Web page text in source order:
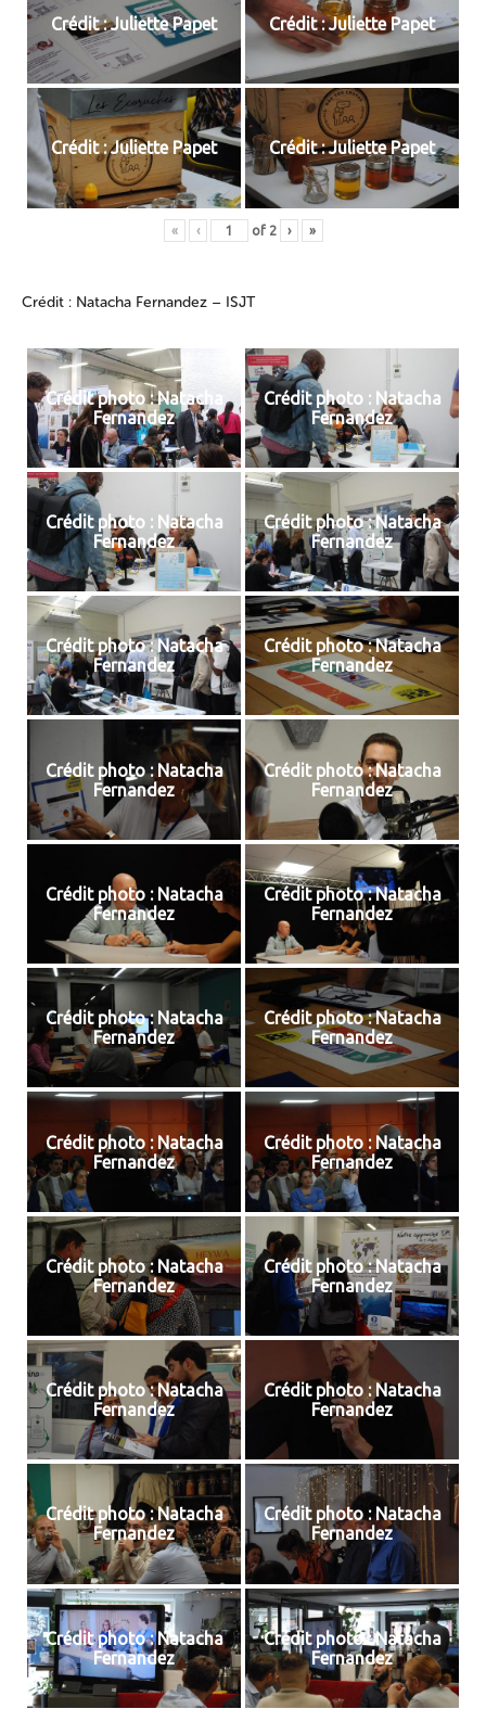
Crédit : Juliette Papet Crédit : Juliette Papet
Crédit : Juliette Papet Crédit : Juliette Papet
« ‹ of 2 › »
Crédit : Natacha Fernandez – ISJT
Crédit photo : Natacha
Fernandez
Crédit photo : Natacha
Fernandez
Crédit photo : Natacha
Fernandez
Crédit photo : Natacha
Fernandez
Crédit photo : Natacha
Fernandez
Crédit photo : Natacha
Fernandez
Crédit photo : Natacha
Fernandez
Crédit photo : Natacha
Fernandez
Crédit photo : Natacha
Fernandez
Crédit photo : Natacha
Fernandez
Crédit photo : Natacha
Fernandez
Crédit photo : Natacha
Fernandez
Crédit photo : Natacha
Fernandez
Crédit photo : Natacha
Fernandez
Crédit photo : Natacha
Fernandez
Crédit photo : Natacha
Fernandez
Crédit photo : Natacha
Fernandez
Crédit photo : Natacha
Fernandez
Crédit photo : Natacha
Fernandez
Crédit photo : Natacha
Fernandez
Crédit photo : Natacha
Fernandez
Crédit photo : Natacha
Fernandez